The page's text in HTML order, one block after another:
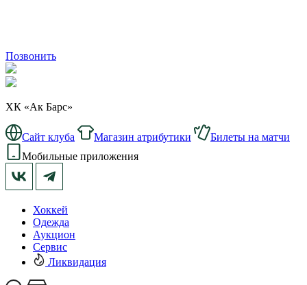
Позвонить
ХК «Ак Барс»
Сайт клуба Магазин атрибутики
Билеты на матчи
Мобильные приложения
Хоккей
Одежда
Аукцион
Сервис
Ликвидация